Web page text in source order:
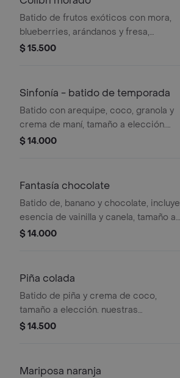
Batido de frutos exóticos con mora,
blueberries, arándanos y fresa,
tamaño a elección. nuestras
pueden realizar modificaciones en los
$ 15.500
Sinfonía - batido de temporada
Batido con arequipe, coco, granola y
crema de maní, tamaño a elección.
nuestras preparaciones se
modificaciones en los ingredientes.
$ 14.000
Fantasía chocolate
Batido de, banano y chocolate, incluye
esencia de vainilla y canela, tamaño a
elección. nuestras preparaciones se
realizar modificaciones en los
$ 14.000
Piña colada
Batido de piña y crema de coco,
tamaño a elección. nuestras
preparaciones se encuentran
ingredientes.
$ 14.500
Mariposa naranja